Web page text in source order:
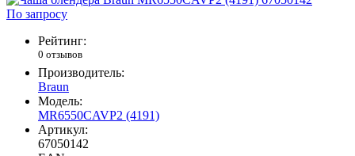
По запросу
Рейтинг:
0 отзывов
Производитель:
Braun
Модель:
MR6550CAVP2 (4191)
Артикул:
67050142